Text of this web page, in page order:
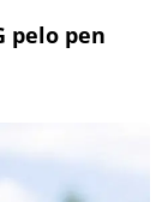
pelo pen